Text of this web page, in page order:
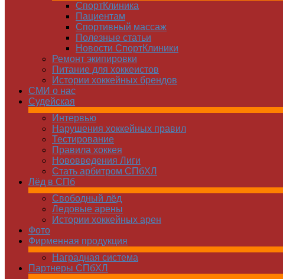
СпортКлиника
Пациентам
Спортивный массаж
Полезные статьи
Новости СпортКлиники
Ремонт экипировки
Питание для хоккеистов
Истории хоккейных брендов
СМИ о нас
Судейская
Интервью
Нарушения хоккейных правил
Тестирование
Правила хоккея
Нововведения Лиги
Стать арбитром СПбХЛ
Лёд в СПб
Свободный лёд
Ледовые арены
Истории хоккейных арен
Фото
Фирменная продукция
Наградная система
Партнеры СПбХЛ